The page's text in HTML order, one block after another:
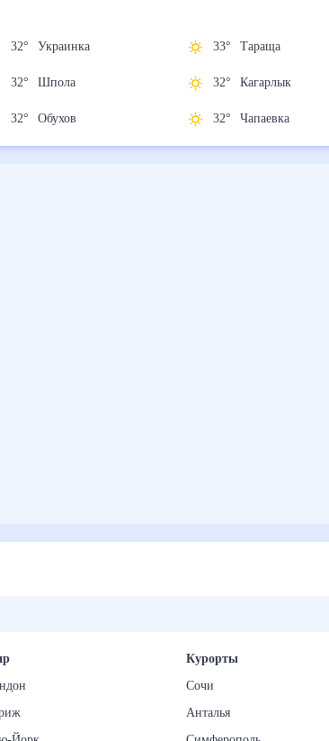
32° Украинка
32° Шпола
32° Обухов
33° Тараща
32° Кагарлык
32° Чапаевка
Курорты
Сочи
Анталья